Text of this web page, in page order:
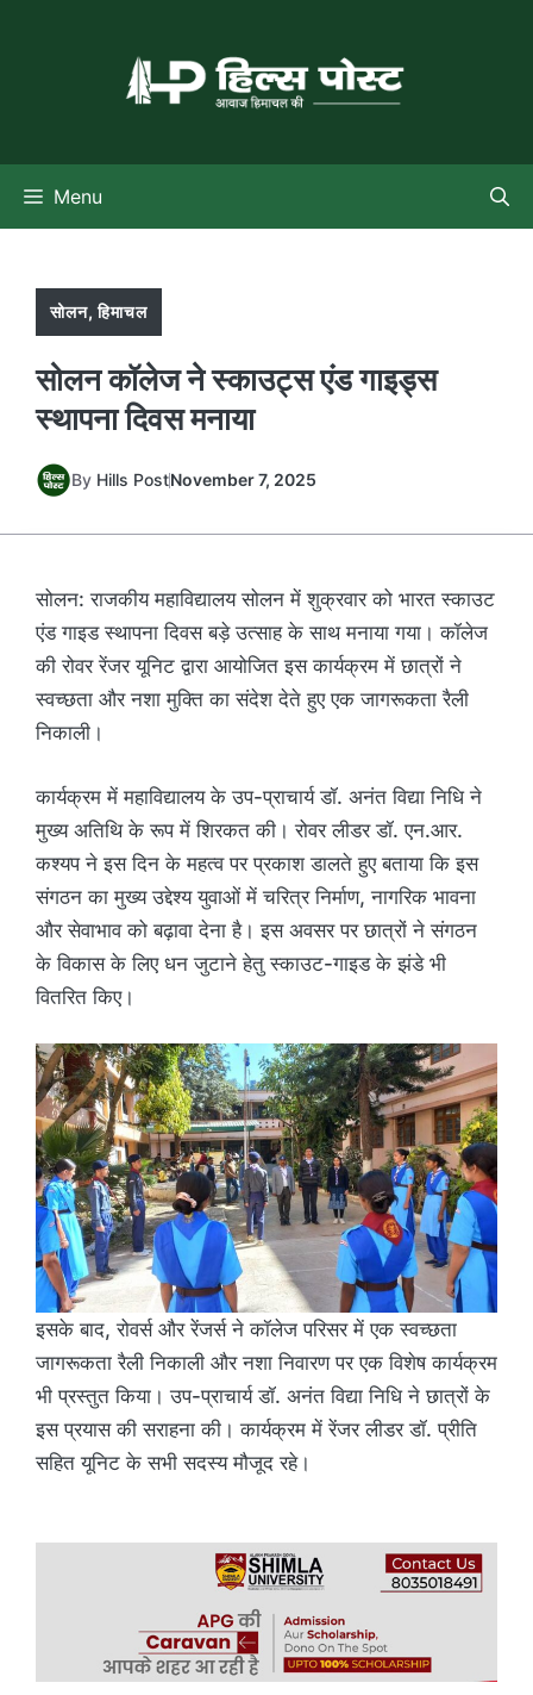
Menu
सोलन,हिमाचल
सोलन कॉलेज ने स्काउट्स एंड गाइड्स
स्थापना दिवस मनाया
By Hills PostNovember 7, 2025
सोलन: राजकीय महाविद्यालय सोलन में शुक्रवार को भारत स्काउट
एंड गाइड स्थापना दिवस बड़े उत्साह के साथ मनाया गया। कॉलेज
की रोवर रेंजर यूनिट द्वारा आयोजित इस कार्यक्रम में छात्रों ने
स्वच्छता और नशा मुक्ति का संदेश देते हुए एक जागरूकता रैली
निकाली।
कार्यक्रम में महाविद्यालय के उप-प्राचार्य डॉ. अनंत विद्या निधि ने
मुख्य अतिथि के रूप में शिरकत की। रोवर लीडर डॉ. एन.आर.
कश्यप ने इस दिन के महत्व पर प्रकाश डालते हुए बताया कि इस
संगठन का मुख्य उद्देश्य युवाओं में चरित्र निर्माण, नागरिक भावना
और सेवाभाव को बढ़ावा देना है। इस अवसर पर छात्रों ने संगठन
के विकास के लिए धन जुटाने हेतु स्काउट-गाइड के झंडे भी
वितरित किए।
इसके बाद, रोवर्स और रेंजर्स ने कॉलेज परिसर में एक स्वच्छता
जागरूकता रैली निकाली और नशा निवारण पर एक विशेष कार्यक्रम
भी प्रस्तुत किया। उप-प्राचार्य डॉ. अनंत विद्या निधि ने छात्रों के
इस प्रयास की सराहना की। कार्यक्रम में रेंजर लीडर डॉ. प्रीति
सहित यूनिट के सभी सदस्य मौजूद रहे।